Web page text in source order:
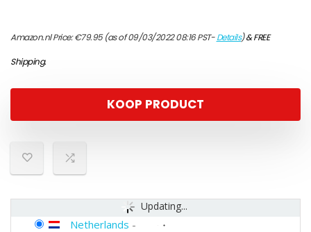
Amazon.nl Price:€79.95(as of 09/03/2022 08:16 PST-Details)&FREE
Shipping.
KOOP PRODUCT
Updating...
Netherlands -